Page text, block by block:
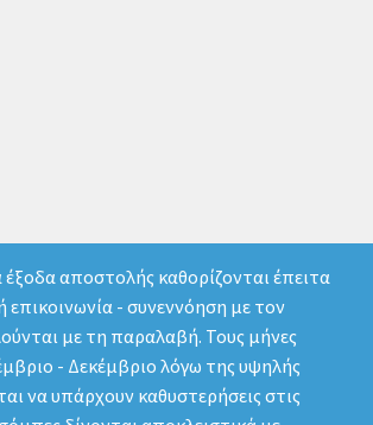
αποστολής καθορίζονται έπειτα
- συνεννόηση με τον
με τη παραλαβή. Τους μήνες
- Δεκέμβριο λόγω της υψηλής
να υπάρχουν καθυστερήσεις στις
2026
Δημιουργημένο με το